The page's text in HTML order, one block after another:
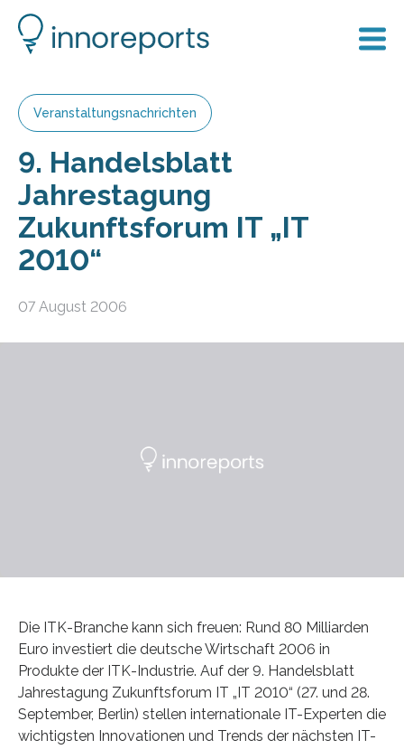
Veranstaltungsnachrichten
9. Handelsblatt
Jahrestagung
Zukunftsforum IT „IT
2010“
07 August 2006
Die ITK-Branche kann sich freuen: Rund 80 Milliarden
Euro investiert die deutsche Wirtschaft 2006 in
Produkte der ITK-Industrie. Auf der 9. Handelsblatt
Jahrestagung Zukunftsforum IT „IT 2010“ (27. und 28.
September, Berlin) stellen internationale IT-Experten die
wichtigsten Innovationen und Trends der nächsten IT-